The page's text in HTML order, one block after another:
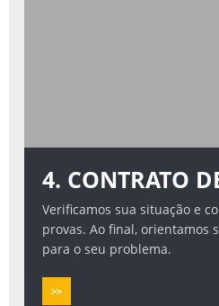
4. CONTRATO
Verificamos sua situação e
provas. Ao final, orientamos
para o seu problema.
>>